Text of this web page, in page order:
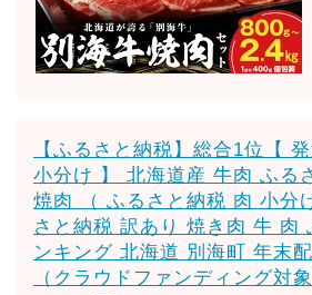
【ふるさと納税】総合1位【
小分け 】 北海道産 牛肉 ふる
焼肉 （ ふるさと納税 肉 小分
さと納税 訳あり 焼き肉 牛 肉
ンキング 北海道 別海町 年末
（クラウドファンディング対象